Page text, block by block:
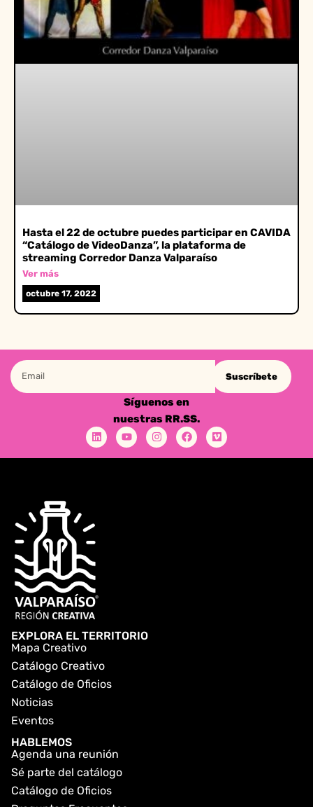
Hasta el 22 de octubre puedes participar en CAVIDA
“Catálogo de VideoDanza”, la plataforma de
streaming Corredor Danza Valparaíso
Ver más
octubre 17, 2022
Suscríbete
Síguenos en
nuestras RR.SS.
EXPLORA EL TERRITORIO
Mapa Creativo
Catálogo Creativo
Catálogo de Oficios
Noticias
Eventos
HABLEMOS
Agenda una reunión
Sé parte del catálogo
Catálogo de Oficios